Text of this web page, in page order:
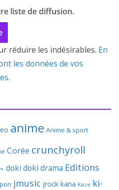
liste de diffusion.
réduire les indésirables. En
les données de vos
.
anime Anime & sport
Corée crunchyroll
doki doki drama Editions
jmusic jrock kana Kaze ki-